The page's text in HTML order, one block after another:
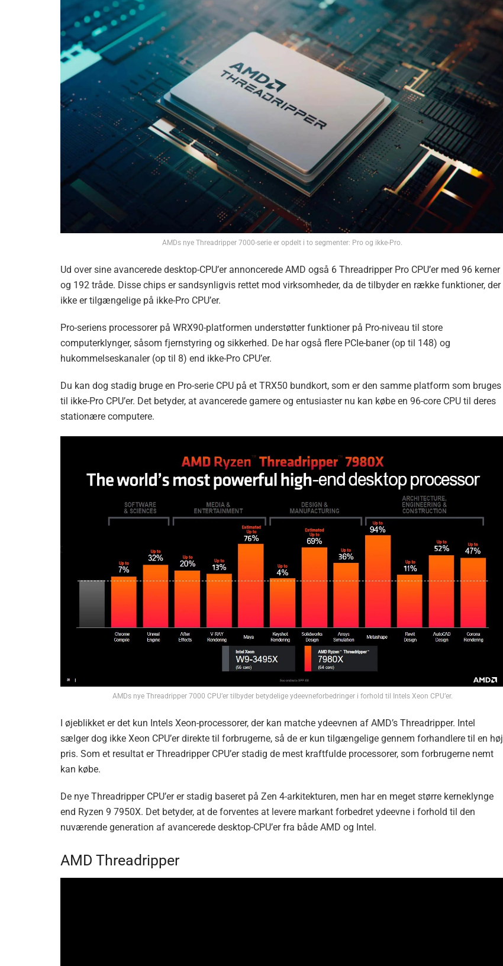
AMDs nye Threadripper 7000-serie er opdelt i to segmenter: Pro og ikke-Pro.
Ud over sine avancerede desktop-CPU’er annoncerede AMD også 6 Threadripper Pro CPU’er med 96 kerner
og 192 tråde. Disse chips er sandsynligvis rettet mod virksomheder, da de tilbyder en række funktioner, der
ikke er tilgængelige på ikke-Pro CPU’er.
Pro-seriens processorer på WRX90-platformen understøtter funktioner på Pro-niveau til store
computerklynger, såsom fjernstyring og sikkerhed. De har også flere PCIe-baner (op til 148) og
hukommelseskanaler (op til 8) end ikke-Pro CPU’er.
Du kan dog stadig bruge en Pro-serie CPU på et TRX50 bundkort, som er den samme platform som bruges
til ikke-Pro CPU’er. Det betyder, at avancerede gamere og entusiaster nu kan købe en 96-core CPU til deres
stationære computere.
AMDs nye Threadripper 7000 CPU’er tilbyder betydelige ydeevneforbedringer i forhold til Intels Xeon CPU’er.
I øjeblikket er det kun Intels Xeon-processorer, der kan matche ydeevnen af ​​AMD’s Threadripper. Intel
sælger dog ikke Xeon CPU’er direkte til forbrugerne, så de er kun tilgængelige gennem forhandlere til en høj
pris. Som et resultat er Threadripper CPU’er stadig de mest kraftfulde processorer, som forbrugerne nemt
kan købe.
De nye Threadripper CPU’er er stadig baseret på Zen 4-arkitekturen, men har en meget større kerneklynge
end Ryzen 9 7950X. Det betyder, at de forventes at levere markant forbedret ydeevne i forhold til den
nuværende generation af avancerede desktop-CPU’er fra både AMD og Intel.
AMD Threadripper